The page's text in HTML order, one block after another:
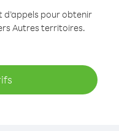
d’appels pour obtenir
Autres territoires.